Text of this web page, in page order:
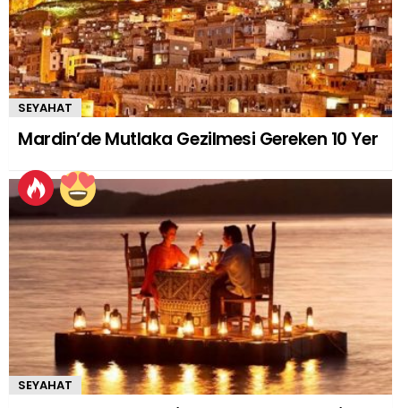
SEYAHAT
Mardin’de Mutlaka Gezilmesi Gereken 10 Yer
SEYAHAT